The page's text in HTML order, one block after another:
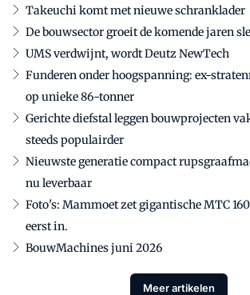
Takeuchi komt met nieuwe schranklader
De bouwsector groeit de komende jaren
UMS verdwijnt, wordt Deutz NewTech
Funderen onder hoogspanning: ex-
op unieke 86-tonner
Gerichte diefstal leggen bouwprojecten
steeds populairder
Nieuwste generatie compact
nu leverbaar
Foto's: Mammoet zet gigantische MTC
eerst in.
BouwMachines juni 2026
Meer artikelen